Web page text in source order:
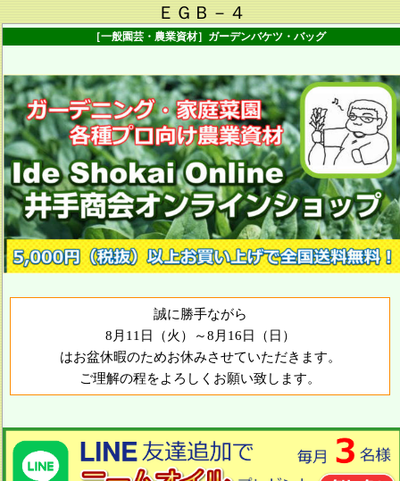
ＥＧＢ－４
［一般園芸・農業資材］ガーデンバケツ・バッグ
誠に勝手ながら
8月11日（火）～8月16日（日）
はお盆休暇のためお休みさせていただきます。
ご理解の程をよろしくお願い致します。